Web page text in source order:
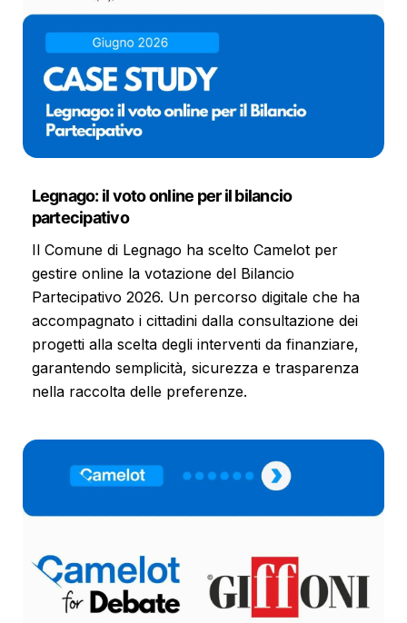
Legnago: il voto online per il bilancio
partecipativo
Il Comune di Legnago ha scelto Camelot per
gestire online la votazione del Bilancio
Partecipativo 2026. Un percorso digitale che ha
accompagnato i cittadini dalla consultazione dei
progetti alla scelta degli interventi da finanziare,
garantendo semplicità, sicurezza e trasparenza
nella raccolta delle preferenze.